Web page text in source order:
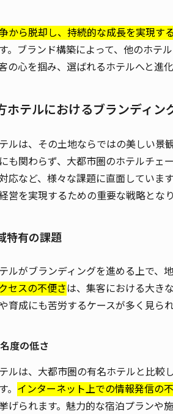
から脱却し、持続的な成長を実現す
。ブランド構築によって、他のホテ
の心を掴み、選ばれるホテルへと進
ホテルにおけるブランディン
ルは、その土地ならではの美しい景
も関わらず、大都市圏のホテルチェ
応など、様々な課題に直面していま
営を実現するための重要な戦略とな
特有の課題
ルがブランディングを進める上で、
セスの不便さは、集客における大き
育成にも苦労するケースが多く見られ
度の低さ
ルは、大都市圏の有名ホテルと比較
。 インターネット上での情報発信の
げられます。魅力的な宿泊プランや